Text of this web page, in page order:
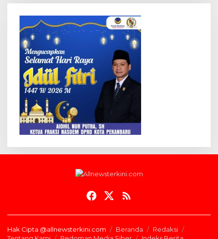
Hak Cipta @allnewsterkini.com Beranda
Redaksi